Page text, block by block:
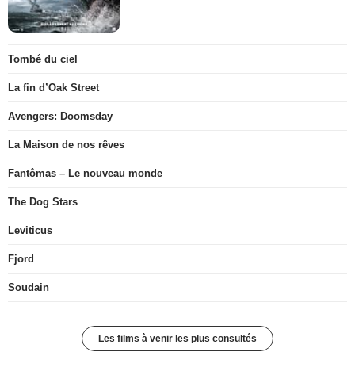
Tombé du ciel
La fin d’Oak Street
Avengers: Doomsday
La Maison de nos rêves
Fantômas – Le nouveau monde
The Dog Stars
Leviticus
Fjord
Soudain
Les films à venir les plus consultés